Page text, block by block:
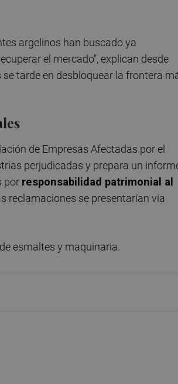
argelinos han buscado ya
el mercado", explican desde
tarde en desbloquear la frontera
de Empresas Afectadas por el
perjudicadas y prepara un
por responsabilidad patrimonial al
reclamaciones se presentarían vía
esmaltes y maquinaria.